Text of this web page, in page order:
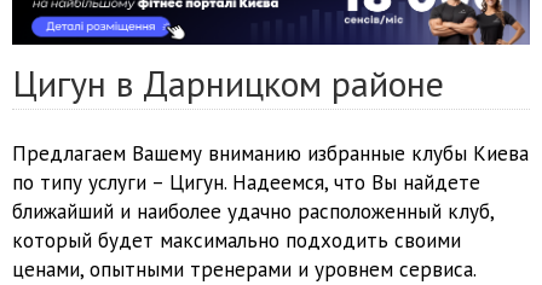
Цигун в Дарницком районе
Предлагаем Вашему вниманию избранные клубы Киева
по типу услуги – Цигун. Надеемся, что Вы найдете
ближайший и наиболее удачно расположенный клуб,
который будет максимально подходить своими
ценами, опытными тренерами и уровнем сервиса.